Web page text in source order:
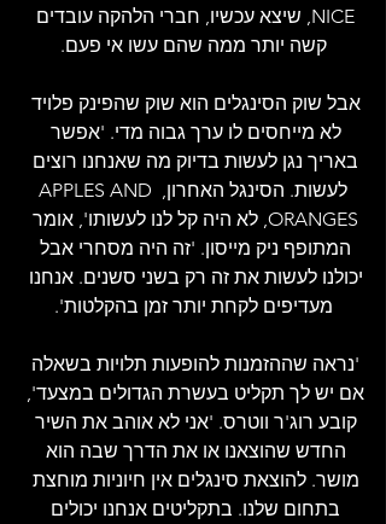
NICE, שיצא עכשיו, חברי הלהקה עובדים
קשה יותר ממה שהם עשו אי פעם.
אבל שוק הסינגלים הוא שוק שהפינק פלויד
לא מייחסים לו ערך גבוה מדי. 'אפשר
באריך נגן לעשות בדיוק מה שאנחנו רוצים
לעשות. הסינגל האחרון, APPLES AND
ORANGES, לא היה קל לנו לעשותו', אומר
המתופף ניק מייסון. 'זה היה מסחרי אבל
יכולנו לעשות את זה רק בשני סשנים. אנחנו
מעדיפים לקחת יותר זמן בהקלטות'.
'נראה שההזמנות להופעות תלויות בשאלה
אם יש לך תקליט בעשרת הגדולים במצעד',
קובע רוג'ר ווטרס. 'אני לא אוהב את השיר
החדש שהוצאנו או את הדרך שבה הוא
מושר. להוצאת סינגלים אין חיוניות מוחצת
בתחום שלנו. בתקליטים אנחנו יכולים